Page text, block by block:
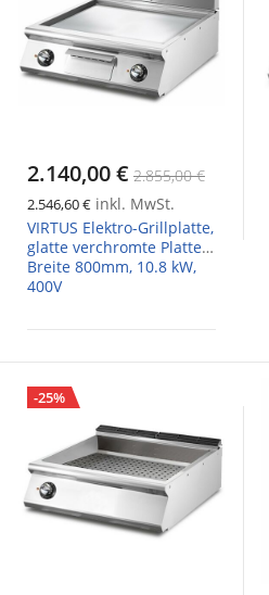
2.140,00 € 2.855,00 €
2.546,60 € inkl. MwSt.
VIRTUS Elektro-Grillplatte,
glatte verchromte Platte,
Breite 800mm, 10.8 kW,
400V
-25%